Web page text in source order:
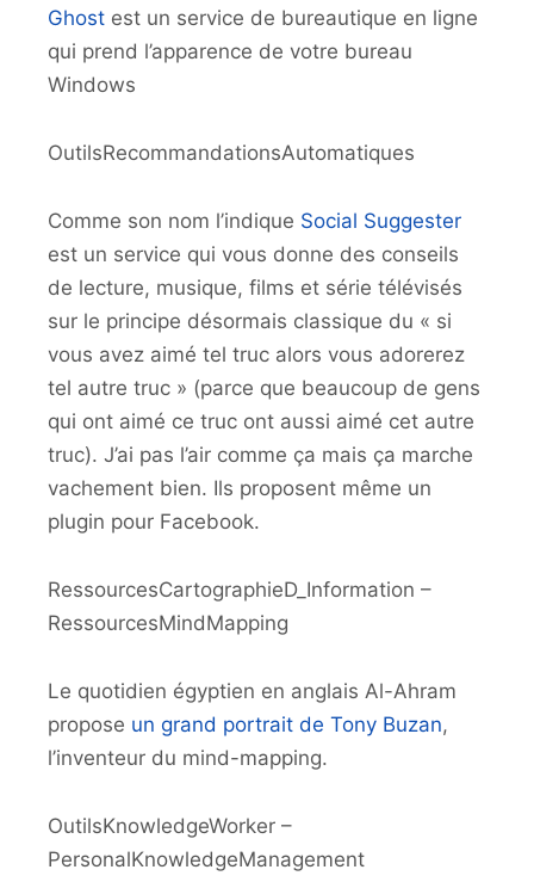
Ghost est un service de bureautique en ligne
qui prend l’apparence de votre bureau
Windows
OutilsRecommandationsAutomatiques
Comme son nom l’indique Social Suggester
est un service qui vous donne des conseils
de lecture, musique, films et série télévisés
sur le principe désormais classique du « si
vous avez aimé tel truc alors vous adorerez
tel autre truc » (parce que beaucoup de gens
qui ont aimé ce truc ont aussi aimé cet autre
truc). J’ai pas l’air comme ça mais ça marche
vachement bien. Ils proposent même un
plugin pour Facebook.
RessourcesCartographieD_Information –
RessourcesMindMapping
Le quotidien égyptien en anglais Al-Ahram
propose un grand portrait de Tony Buzan,
l’inventeur du mind-mapping.
OutilsKnowledgeWorker –
PersonalKnowledgeManagement